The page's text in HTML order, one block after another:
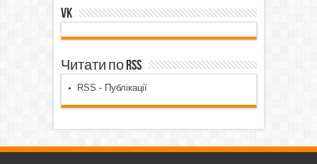
VK
Читати по RSS
RSS - Публікації